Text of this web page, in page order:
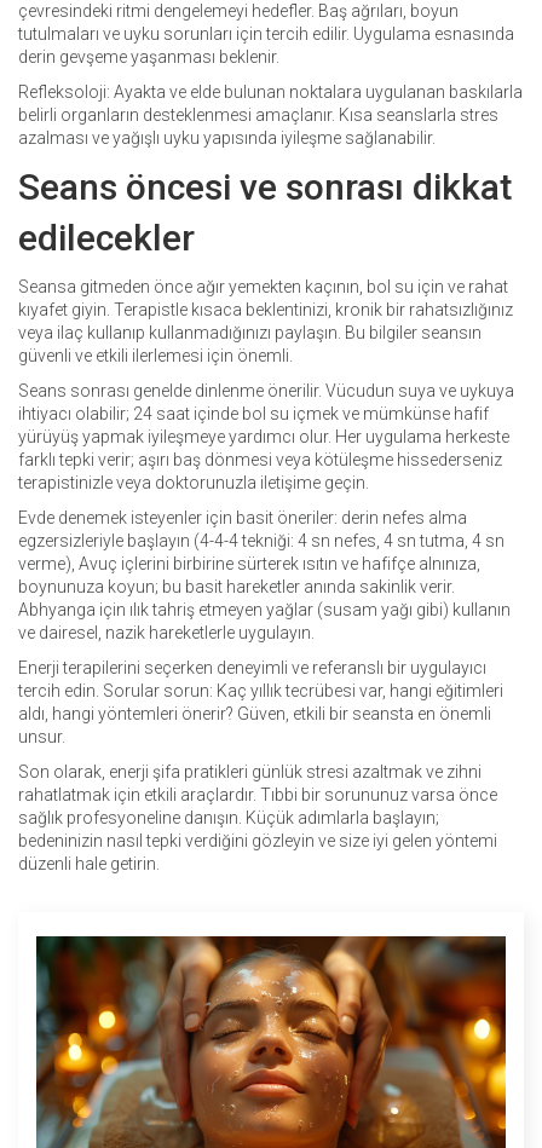
çevresindeki ritmi dengelemeyi hedefler. Baş ağrıları, boyun
tutulmaları ve uyku sorunları için tercih edilir. Uygulama esnasında
derin gevşeme yaşanması beklenir.
Refleksoloji: Ayakta ve elde bulunan noktalara uygulanan baskılarla
belirli organların desteklenmesi amaçlanır. Kısa seanslarla stres
azalması ve yağışlı uyku yapısında iyileşme sağlanabilir.
Seans öncesi ve sonrası dikkat
edilecekler
Seansa gitmeden önce ağır yemekten kaçının, bol su için ve rahat
kıyafet giyin. Terapistle kısaca beklentinizi, kronik bir rahatsızlığınız
veya ilaç kullanıp kullanmadığınızı paylaşın. Bu bilgiler seansın
güvenli ve etkili ilerlemesi için önemli.
Seans sonrası genelde dinlenme önerilir. Vücudun suya ve uykuya
ihtiyacı olabilir; 24 saat içinde bol su içmek ve mümkünse hafif
yürüyüş yapmak iyileşmeye yardımcı olur. Her uygulama herkeste
farklı tepki verir; aşırı baş dönmesi veya kötüleşme hissederseniz
terapistinizle veya doktorunuzla iletişime geçin.
Evde denemek isteyenler için basit öneriler: derin nefes alma
egzersizleriyle başlayın (4-4-4 tekniği: 4 sn nefes, 4 sn tutma, 4 sn
verme), Avuç içlerini birbirine sürterek ısıtın ve hafifçe alnınıza,
boynunuza koyun; bu basit hareketler anında sakinlik verir.
Abhyanga için ılık tahriş etmeyen yağlar (susam yağı gibi) kullanın
ve dairesel, nazik hareketlerle uygulayın.
Enerji terapilerini seçerken deneyimli ve referanslı bir uygulayıcı
tercih edin. Sorular sorun: Kaç yıllık tecrübesi var, hangi eğitimleri
aldı, hangi yöntemleri önerir? Güven, etkili bir seansta en önemli
unsur.
Son olarak, enerji şifa pratikleri günlük stresi azaltmak ve zihni
rahatlatmak için etkili araçlardır. Tıbbi bir sorununuz varsa önce
sağlık profesyoneline danışın. Küçük adımlarla başlayın;
bedeninizin nasıl tepki verdiğini gözleyin ve size iyi gelen yöntemi
düzenli hale getirin.